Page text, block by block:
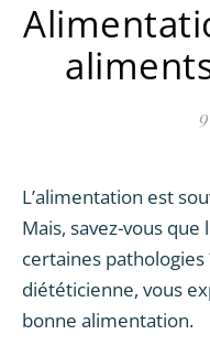
L’alimentation est souvent associée aux régimes.
Mais, savez-vous
certaines pathologies
diététicienne, vous
bonne alimentation.